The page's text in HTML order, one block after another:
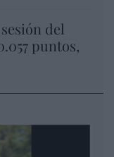
del
puntos,